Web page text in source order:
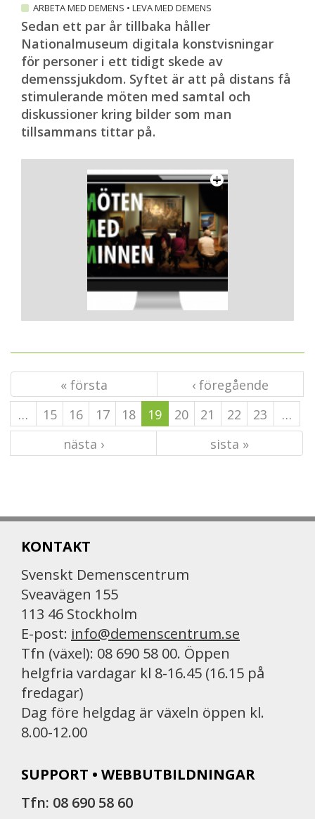
ARBETA MED DEMENS • LEVA MED DEMENS
Sedan ett par år tillbaka håller
Nationalmuseum digitala konstvisningar
för personer i ett tidigt skede av
demenssjukdom. Syftet är att på distans få
stimulerande möten med samtal och
diskussioner kring bilder som man
tillsammans tittar på.
« första
‹ föregående
…
15 16 17 18 19 20 21 22 23
…
nästa ›
sista »
KONTAKT
Svenskt Demenscentrum
Sveavägen 155
113 46 Stockholm
E-post: info@demenscentrum.se
Tfn (växel): 08 690 58 00. Öppen
helgfria vardagar kl 8-16.45 (16.15 på
fredagar)
Dag före helgdag är växeln öppen kl.
8.00-12.00
SUPPORT • WEBBUTBILDNINGAR
Tfn: 08 690 58 60